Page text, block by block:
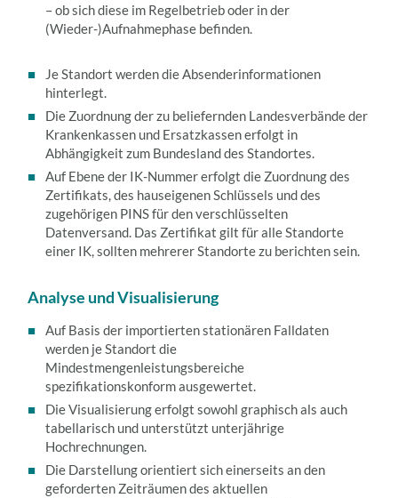
– ob sich diese im Regelbetrieb oder in der
(Wieder-)Aufnahmephase befinden.
Je Standort werden die Absenderinformationen
hinterlegt.
Die Zuordnung der zu beliefernden Landesverbände der
Krankenkassen und Ersatzkassen erfolgt in
Abhängigkeit zum Bundesland des Standortes.
Auf Ebene der IK-Nummer erfolgt die Zuordnung des
Zertifikats, des hauseigenen Schlüssels und des
zugehörigen PINS für den verschlüsselten
Datenversand. Das Zertifikat gilt für alle Standorte
einer IK, sollten mehrerer Standorte zu berichten sein.
Analyse und Visualisierung
Auf Basis der importierten stationären Falldaten
werden je Standort die
Mindestmengenleistungsbereiche
spezifikationskonform ausgewertet.
Die Visualisierung erfolgt sowohl graphisch als auch
tabellarisch und unterstützt unterjährige
Hochrechnungen.
Die Darstellung orientiert sich einerseits an den
geforderten Zeiträumen des aktuellen